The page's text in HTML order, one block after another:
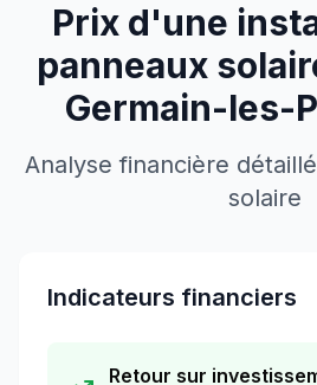
Prix d'une
panneaux
Germain-les-
Analyse financière
solaire
Indicateurs financiers
Retour sur